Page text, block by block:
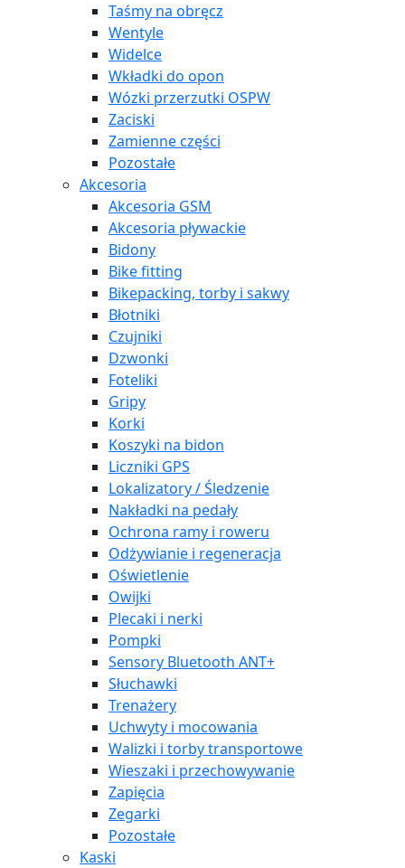
Taśmy na obręcz
Wentyle
Widelce
Wkładki do opon
Wózki przerzutki OSPW
Zaciski
Zamienne części
Pozostałe
Akcesoria
Akcesoria GSM
Akcesoria pływackie
Bidony
Bike fitting
Bikepacking, torby i sakwy
Błotniki
Czujniki
Dzwonki
Foteliki
Gripy
Korki
Koszyki na bidon
Liczniki GPS
Lokalizatory / Śledzenie
Nakładki na pedały
Ochrona ramy i roweru
Odżywianie i regeneracja
Oświetlenie
Owijki
Plecaki i nerki
Pompki
Sensory Bluetooth ANT+
Słuchawki
Trenażery
Uchwyty i mocowania
Walizki i torby transportowe
Wieszaki i przechowywanie
Zapięcia
Zegarki
Pozostałe
Kaski